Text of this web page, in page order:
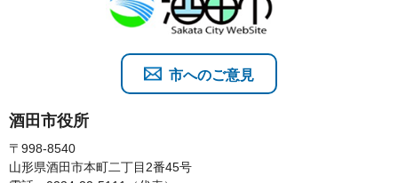
酒田市役所
〒998-8540
山形県酒田市本町二丁目2番45号
市へのご意見